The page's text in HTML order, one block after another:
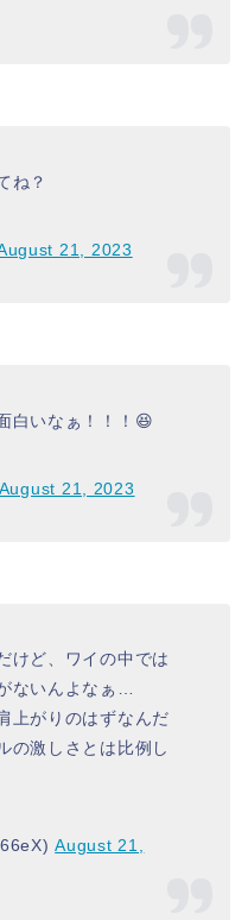
ね？
21, 2023
白いなぁ！！！😆
August 21, 2023
けど、ワイの中では
ないんよなぁ…
上がりのはずなんだ
の激しさとは比例し
August 21,